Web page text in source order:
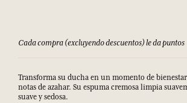
Cada compra (excluyendo descuentos) le da puntos
Transforma su ducha en un momento de
notas de azahar. Su espuma cremosa limpia
suave y sedosa.